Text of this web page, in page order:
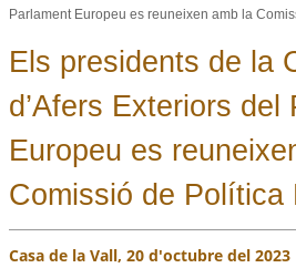
Parlament Europeu es reuneixen amb la
Els presidents de la
d’Afers Exteriors del
Europeu es
Comissió de Política
Casa de la Vall, 20 d'octubre del 2023